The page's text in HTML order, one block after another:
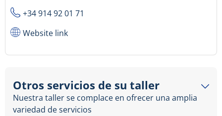
+34 914 92 01 71
Website link
Otros servicios de su taller
Nuestra taller se complace en ofrecer una amplia
variedad de servicios